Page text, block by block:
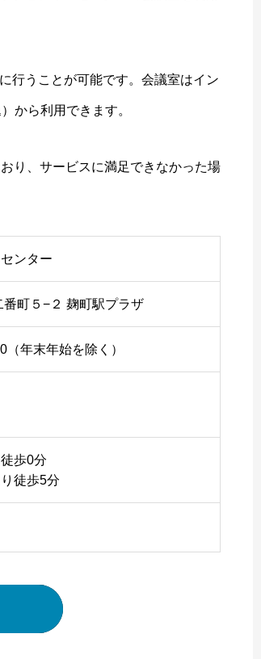
行うことが可能です。会議室はイン
から利用できます。
り、サービスに満足できなかった場
ンター
町５−２ 麹町駅プラザ
年末年始を除く）
歩0分
徒歩5分